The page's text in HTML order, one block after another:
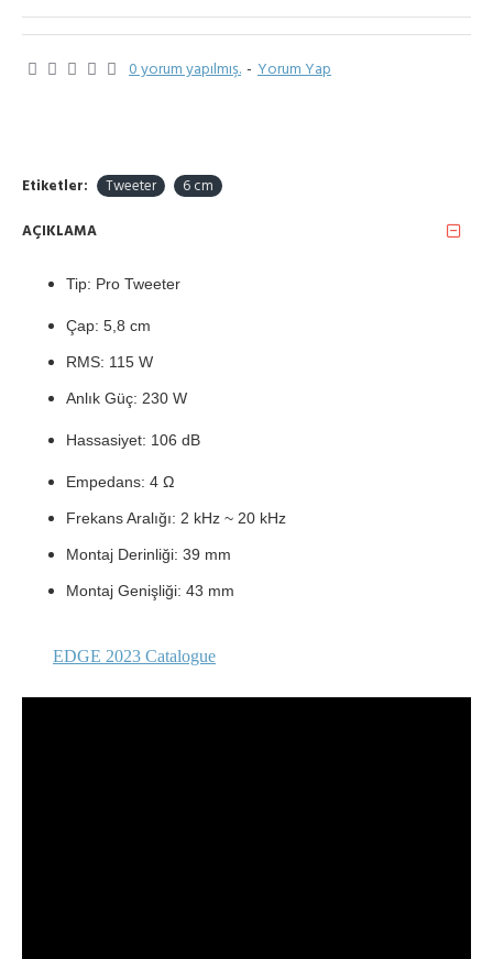
0 yorum yapılmış. - Yorum Yap
Etiketler: Tweeter 6 cm
AÇIKLAMA
Tip: Pro Tweeter
Çap: 5,8 cm
RMS: 115 W
Anlık Güç: 230 W
Hassasiyet: 106 dB
Empedans: 4 Ω
Frekans Aralığı: 2 kHz ~ 20 kHz
Montaj Derinliği: 39 mm
Montaj Genişliği: 43 mm
EDGE 2023 Catalogue